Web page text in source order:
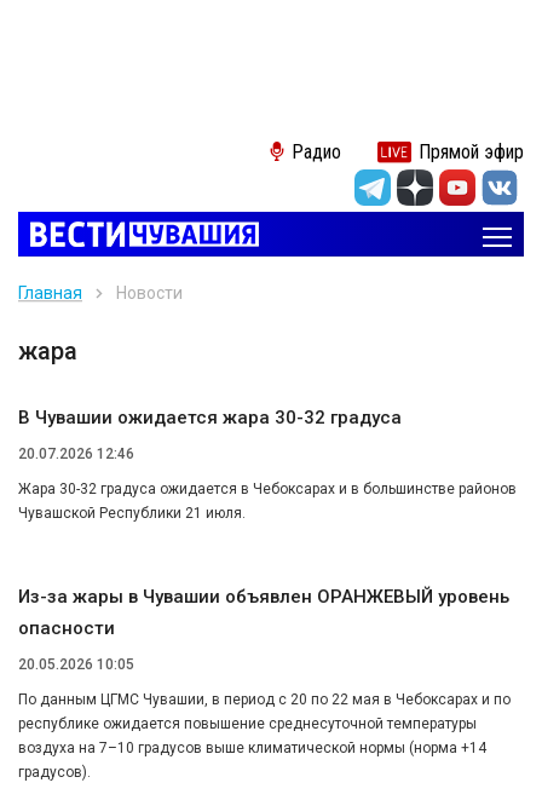
Радио Прямой эфир
Главная Новости
жара
В Чувашии ожидается жара 30-32 градуса
20.07.2026 12:46
Жара 30-32 градуса ожидается в Чебоксарах и в большинстве районов
Чувашской Республики 21 июля.
Из-за жары в Чувашии объявлен ОРАНЖЕВЫЙ уровень
опасности
20.05.2026 10:05
По данным ЦГМС Чувашии, в период с 20 по 22 мая в Чебоксарах и по
республике ожидается повышение среднесуточной температуры
воздуха на 7–10 градусов выше климатической нормы (норма +14
градусов).